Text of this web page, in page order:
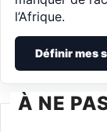
l’Afrique.
Définir mes
À NE